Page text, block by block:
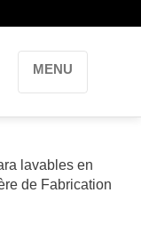
MENU
lavables en
de Fabrication